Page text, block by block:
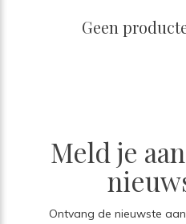
Geen
Meld je
Ontvang de nieuwste